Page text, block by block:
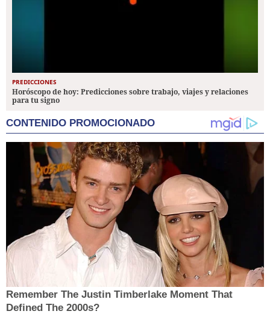
PREDICCIONES
Horóscopo de hoy: Predicciones sobre trabajo, viajes y relaciones
para tu signo
CONTENIDO PROMOCIONADO
Remember The Justin Timberlake Moment That
Defined The 2000s?